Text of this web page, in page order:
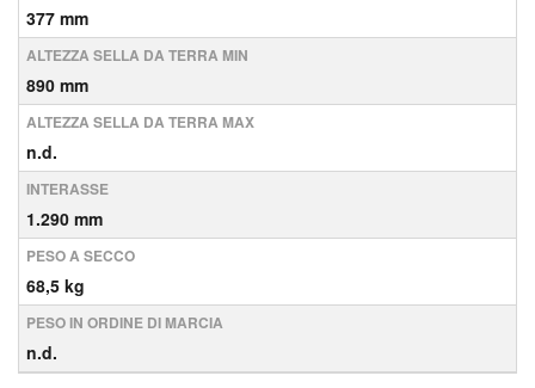
377 mm
ALTEZZA SELLA DA TERRA MIN
890 mm
ALTEZZA SELLA DA TERRA MAX
n.d.
INTERASSE
1.290 mm
PESO A SECCO
68,5 kg
PESO IN ORDINE DI MARCIA
n.d.